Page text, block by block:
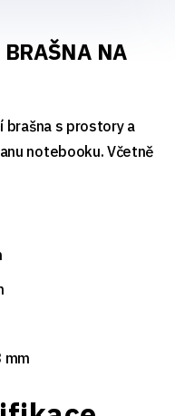
NA
brašna s prostory a
notebooku. Včetně
mm